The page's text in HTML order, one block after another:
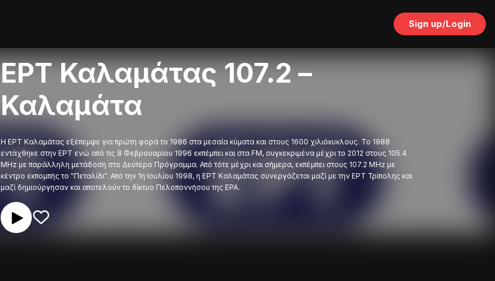
Sign up/Login
ΕΡΤ Καλαμάτας 107.2 –
Καλαμάτα
Η ΕΡΤ Καλαμάτας εξέπεμψε για πρώτη φορά το 1986 στα μεσαία κύματα και στους 1600 χιλιόκυκλους. Το 1988
εντάχθηκε στην ΕΡΤ ενώ από τις 8 Φεβρουαρίου 1996 εκπέμπει και στα FM, συγκεκριμένα μέχρι το 2012 στους 105.4
MHz με παράλληλη μετάδοση στο Δεύτερο Πρόγραμμα. Από τότε μέχρι και σήμερα, εκπέμπει στους 107.2 MHz με
κέντρο εκπομπής το "Πεταλίδι". Από την 1η Ιουλίου 1998, η ΕΡΤ Καλαμάτας συνεργάζεται μαζί με την ΕΡΤ Τρίπολης και
μαζί δημιούργησαν και αποτελούν το δίκτυο Πελοποννήσου της ΕΡΑ.